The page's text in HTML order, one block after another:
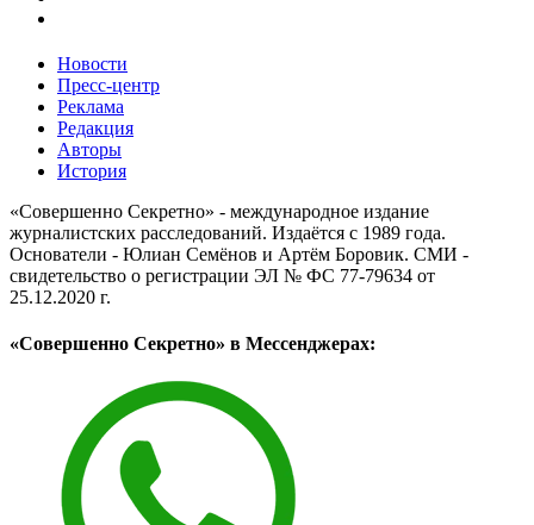
Новости
Пресс-центр
Реклама
Редакция
Авторы
История
«Совершенно Секретно» - международное издание
журналистских расследований. Издаётся с 1989 года.
Основатели - Юлиан Семёнов и Артём Боровик. CМИ -
свидетельство о регистрации ЭЛ № ФС 77-79634 от
25.12.2020 г.
«Совершенно Секретно» в Мессенджерах: